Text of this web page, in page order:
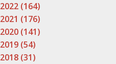
2022 (164)
2021 (176)
2020 (141)
2019 (54)
2018 (31)